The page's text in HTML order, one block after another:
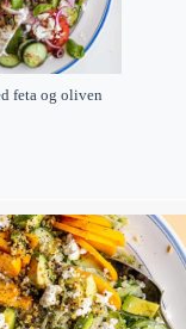
feta og oliven